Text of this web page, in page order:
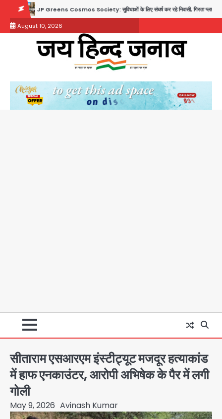
content
Cosmos Society: सुविधाओं के लिए संघर्ष कर रहे निवासी, गिरता प्लास्टर और कमजोर सुरक्षा बनी बड़ी
August 10, 2026
सीताराम एसआरएम इंस्टीट्यूट मजदूर हत्याकांड
में हाफ एनकाउंटर, आरोपी अभिषेक के पैर में लगी
गोली
May 9, 2026 Avinash Kumar